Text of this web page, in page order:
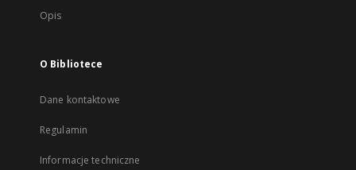
Opis
O Bibliotece
Dane kontaktowe
Regulamin
Informacje techniczne